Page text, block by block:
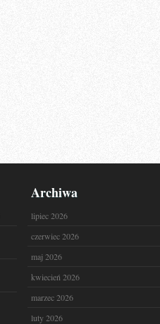
Archiwa
lipiec 2026
czerwiec 2026
maj 2026
kwiecień 2026
marzec 2026
luty 2026